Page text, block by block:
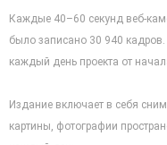
Каждые 40–60 секунд веб-
было записано 30 940
каждый день проекта от
Издание включает в себя
картины, фотографии